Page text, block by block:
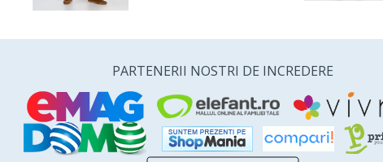
PARTENERII NOSTRI DE INCREDERE